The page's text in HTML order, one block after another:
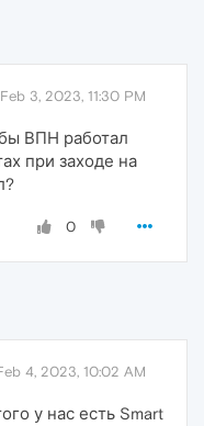
Feb 3, 2023, 11:30 PM
ВПН работал
при заходе на
0
4, 2023, 10:02 AM
у нас есть Smart